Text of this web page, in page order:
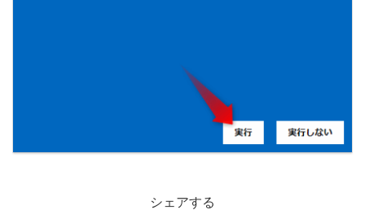
シェアする